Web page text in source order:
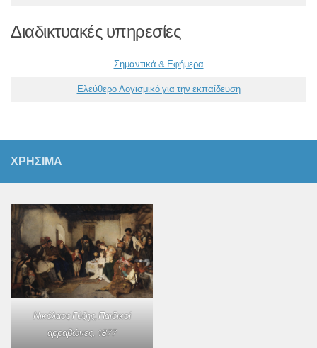
Διαδικτυακές υπηρεσίες
Σημαντικά & Εφήμερα
Ελεύθερο Λογισμικό για την εκπαίδευση
ΧΡΗΣΙΜΑ
Νικόλαος Γύζης,Παιδικοί
αρραβώνες, 1877